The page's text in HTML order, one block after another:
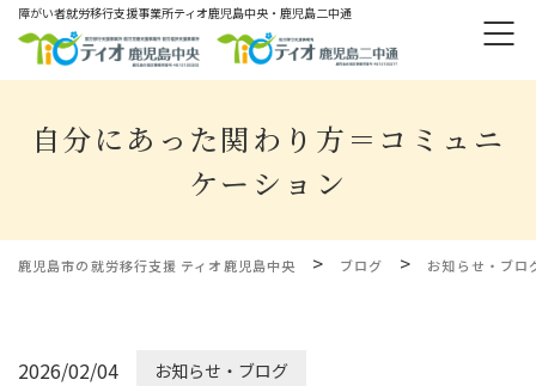
障がい者就労移⾏⽀援事業所ティオ⿅児島中央・鹿児島二中通
自分にあった関わり方＝コミュニ
ケーション
鹿児島市の就労移行支援 ティオ鹿児島中央 > ブログ > お知らせ・ブロ
2026/02/04 お知らせ・ブログ